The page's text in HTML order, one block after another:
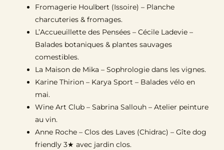
Fromagerie Houlbert (Issoire) – Planche
charcuteries & fromages.
L’Accueuillette des Pensées – Cécile Ladevie –
Balades botaniques & plantes sauvages
comestibles.
La Maison de Mika – Sophrologie dans les vignes.
Karine Thirion – Karya Sport – Balades vélo en
mai.
Wine Art Club – Sabrina Sallouh – Atelier peinture
au vin.
Anne Roche – Clos des Laves (Chidrac) – Gîte dog
friendly 3★ avec jardin clos.